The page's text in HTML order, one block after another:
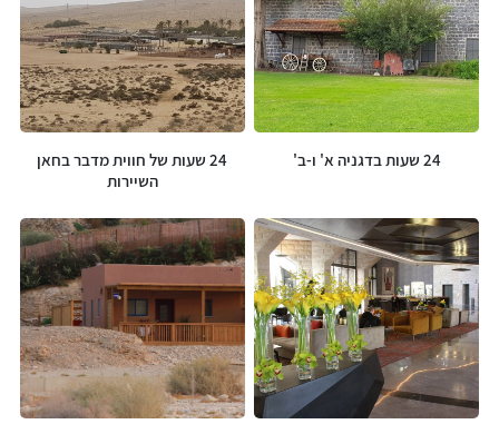
24 שעות בדגניה א' ו-ב'
24 שעות של חווית מדבר בחאן
השיירות